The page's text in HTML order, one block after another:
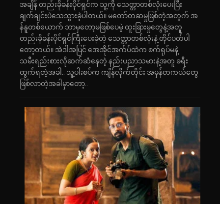
အချိန် တည်းခိုခန်းပိုင်ရှင်က သူ့ကို သေတ္တာတစ်လုံးပေးပြီး
ချက်ချင်းပဲသေသွားခဲ့ပါတယ်။ မတော်တဆမှုဖြစ်တဲ့အတွက် အ
န်နူတစ်ယောက် ဘာမှတော့မဖြစ်ပေမဲ့ ထူးခြားမှုတွေနဲ့အတူ
တည်းခိုခန်းပိုင်ရှင်ကြီးပေးခဲ့တဲ့ သေတ္တာတစ်လုံးနဲ့ တိုင်ပတ်ပါ
တော့တယ်။ အဲဒါအပြင် အေအိုင်အက်ပ်ထဲက စက်ရုပ်မနဲ့
သမီးရည်းစားလိုဆက်ဆံနေတဲ့ နည်းပညာသမားနဲ့အတူ ခရီး
ထွက်ရတဲ့အခါ.. သူ့ပါးစပ်က ကျိန်လိုက်တိုင်း အမှန်တကယ်တွေ
ဖြစ်လာတဲ့အခါမှာတော့..